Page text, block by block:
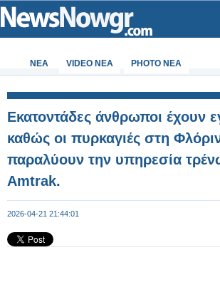
ΝΕΑ VIDEO NEA PHOTO NEA
Εκατοντάδες άνθρωποι έχουν
καθώς οι πυρκαγιές στη
παραλύουν την υπηρεσία
Amtrak.
2026-04-21 21:44:01